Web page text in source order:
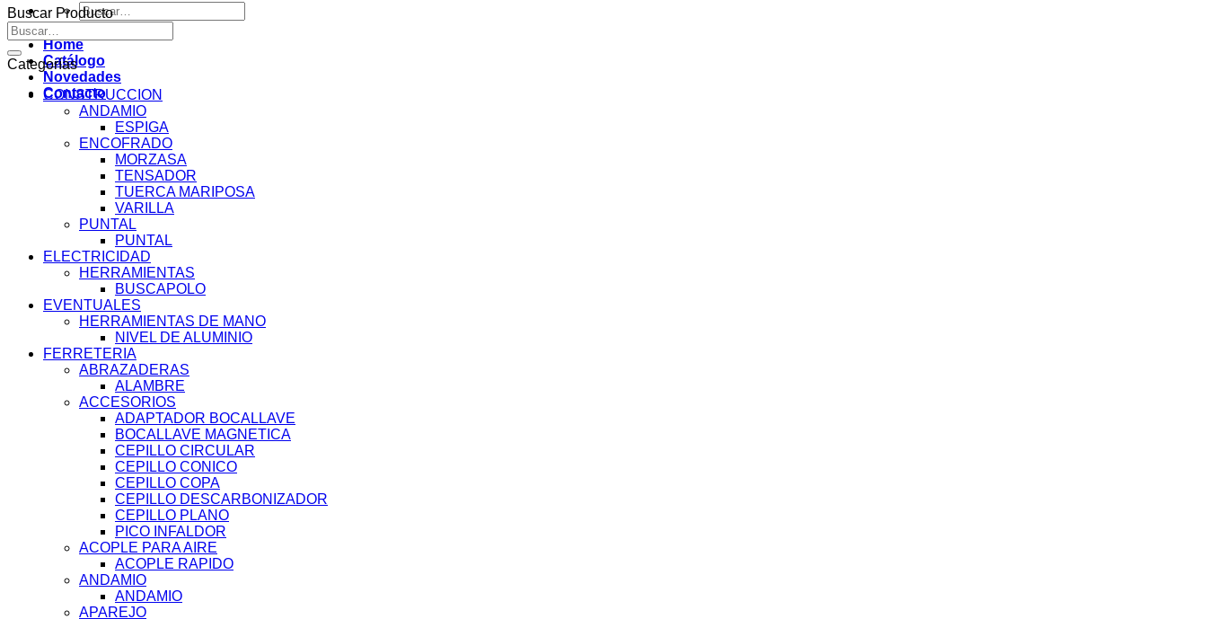
Buscar
por:
Home
Catálogo
Novedades
Contacto
Buscar Producto
Buscar
por:
Categorías
CONSTRUCCION
ANDAMIO
ESPIGA
ENCOFRADO
MORZASA
TENSADOR
TUERCA MARIPOSA
VARILLA
PUNTAL
PUNTAL
ELECTRICIDAD
HERRAMIENTAS
BUSCAPOLO
EVENTUALES
HERRAMIENTAS DE MANO
NIVEL DE ALUMINIO
FERRETERIA
ABRAZADERAS
ALAMBRE
ACCESORIOS
ADAPTADOR BOCALLAVE
BOCALLAVE MAGNETICA
CEPILLO CIRCULAR
CEPILLO CONICO
CEPILLO COPA
CEPILLO DESCARBONIZADOR
CEPILLO PLANO
PICO INFALDOR
ACOPLE PARA AIRE
ACOPLE RAPIDO
ANDAMIO
ANDAMIO
APAREJO